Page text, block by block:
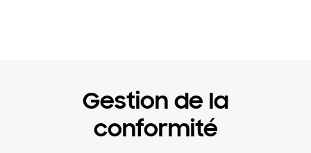
Gestion de la
conformité